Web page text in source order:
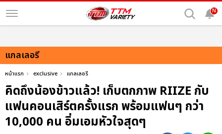
N
แกลเลอรี
หน้าแรก exclusive แกลเลอรี
คิดถึงน้องข้าวแล้ว! เก็บตกภาพ RIIZE กับ
แฟนคอนเสิร์ตครั้งแรก พร้อมแฟนๆ กว่า
10,000 คน อิ่มเอมหัวใจสุดๆ